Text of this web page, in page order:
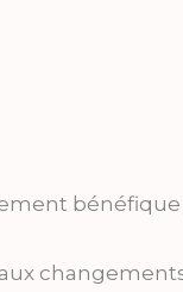
bénéfique